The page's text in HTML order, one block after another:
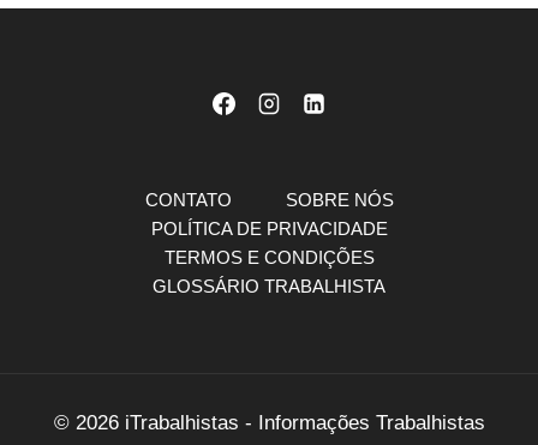
CONTATO
SOBRE NÓS
POLÍTICA DE PRIVACIDADE
TERMOS E CONDIÇÕES
GLOSSÁRIO TRABALHISTA
© 2026 iTrabalhistas - Informações Trabalhistas